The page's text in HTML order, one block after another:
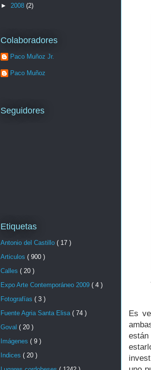
Es
► 2008 (2)
Colaboradores
Paco Muñoz Jr.
Paco Muñoz
Seguidores
Etiquetas
Antonio del Castillo ( 17 )
Articulos ( 900 )
Calles ( 20 )
Expo Arte Contemporáneo 2009 ( 4 )
Fotografías ( 3 )
Fuente Agria Santa Elisa ( 74 )
Goval ( 20 )
Imágenes ( 9 )
Indices ( 20 )